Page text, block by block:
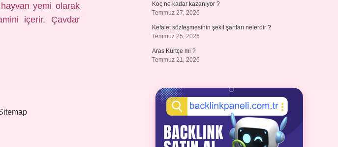
hayvan yemi olarak
içerir. Çavdar
Koç ne kadar kazanıyor ?
Temmuz 27, 2026
Kefalet sözleşmesinin şekil şartları nelerdir ?
Temmuz 25, 2026
Aras Kürtçe mi ?
Temmuz 21, 2026